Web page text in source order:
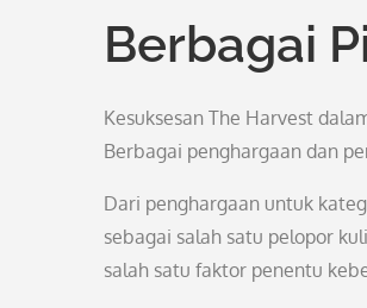
Berbagai
Kesuksesan The Harvest
Berbagai penghargaan dan
Dari penghargaan untuk
sebagai salah satu pelopor
salah satu faktor penentu